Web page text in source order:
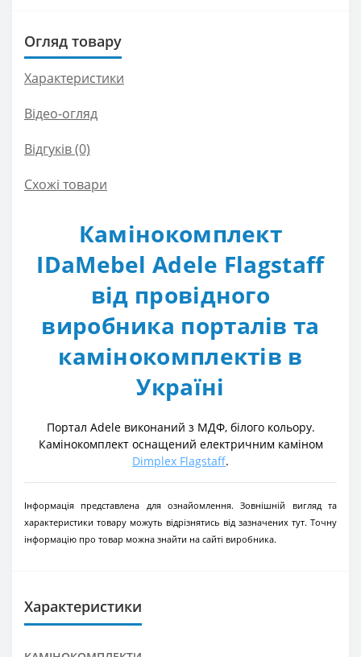
Огляд товару
Характеристики
Відео-огляд
Відгуків (0)
Схожі товари
Камінокомплект
IDaMebel Adele Flagstaff
від провідного
виробника порталів та
камінокомплектів в
Україні
Портал Adele виконаний з МДФ, білого кольору.
Камінокомплект оснащений електричним каміном
Dimplex Flagstaff.
Інформація представлена для ознайомлення. Зовнішній вигляд та
характеристики товару можуть відрізнятись від зазначених тут. Точну
інформацію про товар можна знайти на сайті виробника.
Характеристики